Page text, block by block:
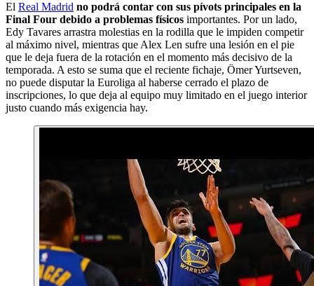
El Real Madrid no podrá contar con sus pívots principales en la
Final Four debido a problemas físicos importantes. Por un lado,
Edy Tavares arrastra molestias en la rodilla que le impiden competir
al máximo nivel, mientras que Alex Len sufre una lesión en el pie
que le deja fuera de la rotación en el momento más decisivo de la
temporada. A esto se suma que el reciente fichaje, Ömer Yurtseven,
no puede disputar la Euroliga al haberse cerrado el plazo de
inscripciones, lo que deja al equipo muy limitado en el juego interior
justo cuando más exigencia hay.